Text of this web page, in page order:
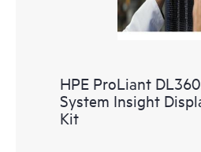
HPE ProLiant
System Insight
Kit